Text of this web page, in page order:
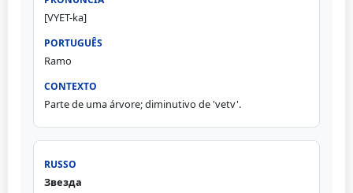
[VYET-ka]
Ramo
Parte de uma árvore; diminutivo de 'vetv'.
Звезда